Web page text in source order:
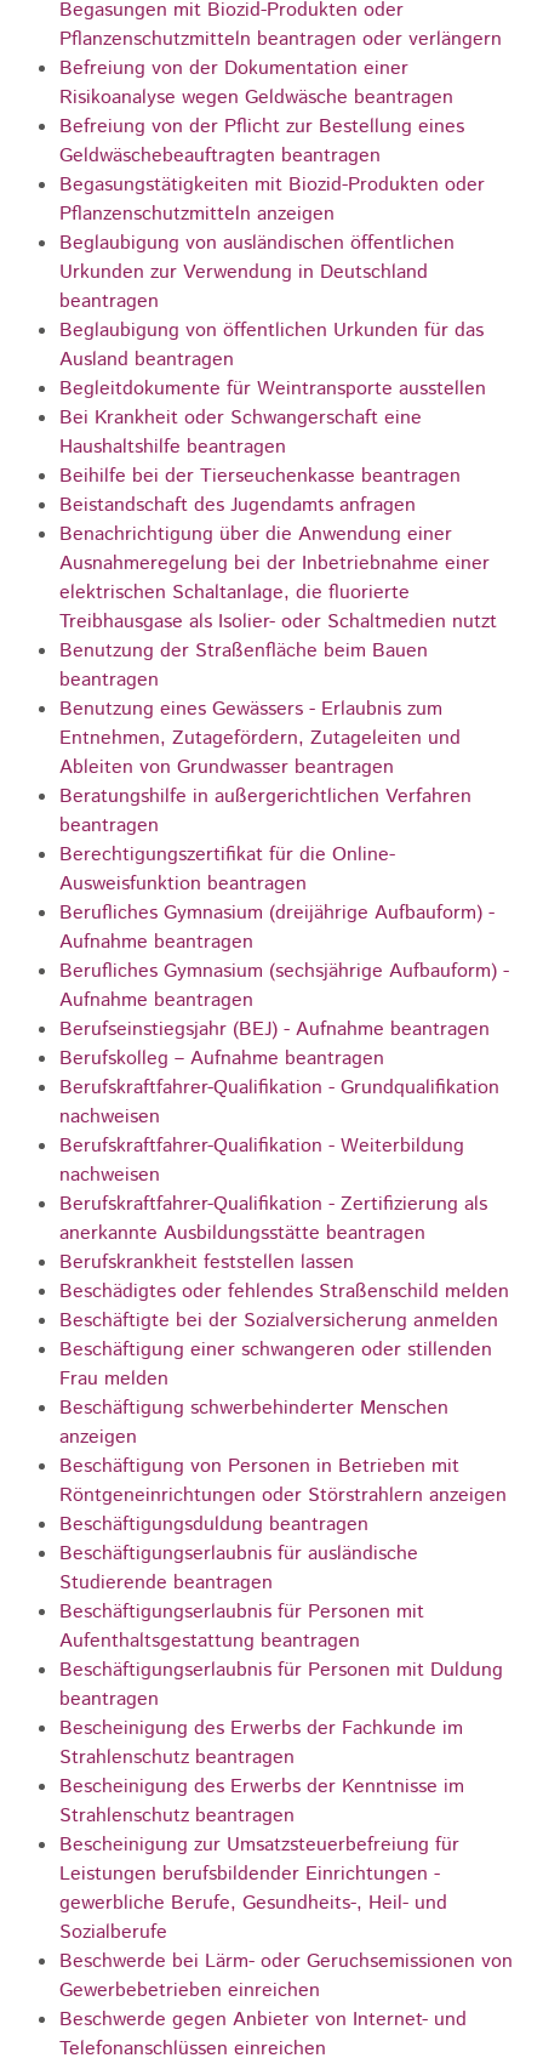
Begasungen mit Biozid-Produkten oder
Pflanzenschutzmitteln beantragen oder verlängern
Befreiung von der Dokumentation einer
Risikoanalyse wegen Geldwäsche beantragen
Befreiung von der Pflicht zur Bestellung eines
Geldwäschebeauftragten beantragen
Begasungstätigkeiten mit Biozid-Produkten oder
Pflanzenschutzmitteln anzeigen
Beglaubigung von ausländischen öffentlichen
Urkunden zur Verwendung in Deutschland
beantragen
Beglaubigung von öffentlichen Urkunden für das
Ausland beantragen
Begleitdokumente für Weintransporte ausstellen
Bei Krankheit oder Schwangerschaft eine
Haushaltshilfe beantragen
Beihilfe bei der Tierseuchenkasse beantragen
Beistandschaft des Jugendamts anfragen
Benachrichtigung über die Anwendung einer
Ausnahmeregelung bei der Inbetriebnahme einer
elektrischen Schaltanlage, die fluorierte
Treibhausgase als Isolier- oder Schaltmedien nutzt
Benutzung der Straßenfläche beim Bauen
beantragen
Benutzung eines Gewässers - Erlaubnis zum
Entnehmen, Zutagefördern, Zutageleiten und
Ableiten von Grundwasser beantragen
Beratungshilfe in außergerichtlichen Verfahren
beantragen
Berechtigungszertifikat für die Online-
Ausweisfunktion beantragen
Berufliches Gymnasium (dreijährige Aufbauform) -
Aufnahme beantragen
Berufliches Gymnasium (sechsjährige Aufbauform) -
Aufnahme beantragen
Berufseinstiegsjahr (BEJ) - Aufnahme beantragen
Berufskolleg – Aufnahme beantragen
Berufskraftfahrer-Qualifikation - Grundqualifikation
nachweisen
Berufskraftfahrer-Qualifikation - Weiterbildung
nachweisen
Berufskraftfahrer-Qualifikation - Zertifizierung als
anerkannte Ausbildungsstätte beantragen
Berufskrankheit feststellen lassen
Beschädigtes oder fehlendes Straßenschild melden
Beschäftigte bei der Sozialversicherung anmelden
Beschäftigung einer schwangeren oder stillenden
Frau melden
Beschäftigung schwerbehinderter Menschen
anzeigen
Beschäftigung von Personen in Betrieben mit
Röntgeneinrichtungen oder Störstrahlern anzeigen
Beschäftigungsduldung beantragen
Beschäftigungserlaubnis für ausländische
Studierende beantragen
Beschäftigungserlaubnis für Personen mit
Aufenthaltsgestattung beantragen
Beschäftigungserlaubnis für Personen mit Duldung
beantragen
Bescheinigung des Erwerbs der Fachkunde im
Strahlenschutz beantragen
Bescheinigung des Erwerbs der Kenntnisse im
Strahlenschutz beantragen
Bescheinigung zur Umsatzsteuerbefreiung für
Leistungen berufsbildender Einrichtungen -
gewerbliche Berufe, Gesundheits-, Heil- und
Sozialberufe
Beschwerde bei Lärm- oder Geruchsemissionen von
Gewerbebetrieben einreichen
Beschwerde gegen Anbieter von Internet- und
Telefonanschlüssen einreichen